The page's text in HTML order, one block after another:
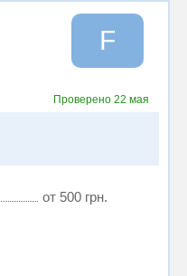
F
Проверено 22 мая
от 500 грн.